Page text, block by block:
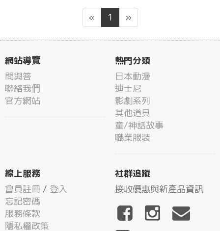
« 1 »
網站導覽
問與答
聯絡我們
官方網站
熱門分類
日本動漫
迪士尼
影劇系列
其他道具
童/神話故事
職業服裝
線上服務
會員註冊 / 登入
忘記密碼
服務條款
隱私權政策
社群追蹤
接收優惠與新產品資訊